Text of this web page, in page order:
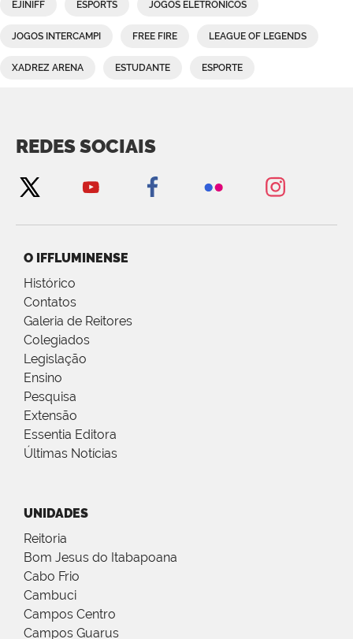
EJINIFF ESPORTS JOGOS ELETRÔNICOS
JOGOS INTERCAMPI FREE FIRE LEAGUE OF LEGENDS
XADREZ ARENA ESTUDANTE ESPORTE
REDES SOCIAIS
O IFFLUMINENSE
Histórico
Contatos
Galeria de Reitores
Colegiados
Legislação
Ensino
Pesquisa
Extensão
Essentia Editora
Últimas Notícias
UNIDADES
Reitoria
Bom Jesus do Itabapoana
Cabo Frio
Cambuci
Campos Centro
Campos Guarus